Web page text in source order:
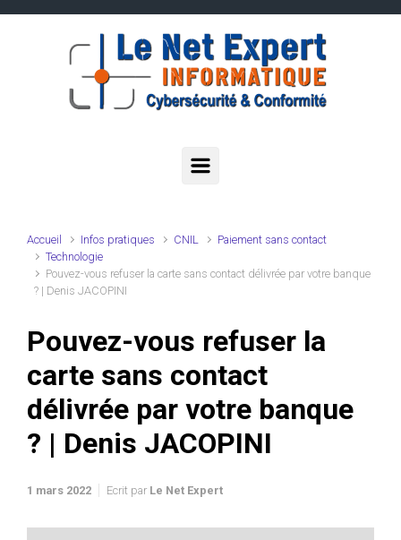
Accueil Infos pratiques CNIL
Paiement sans contact
Technologie
Pouvez-vous refuser la carte sans contact délivrée par votre banque
? | Denis JACOPINI
Pouvez-vous refuser la
carte sans contact
délivrée par votre banque
? | Denis JACOPINI
1 mars 2022 Ecrit par Le Net Expert